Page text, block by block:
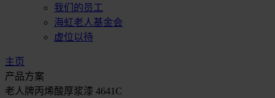
我们的员工
海虹老人基金会
虚位以待
主页
产品方案
老人牌丙烯酸厚浆漆 4641C